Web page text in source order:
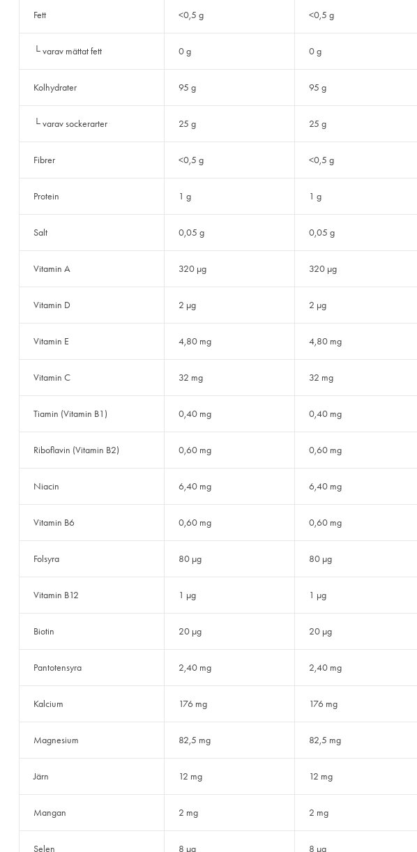
Fett <0,5 g <0,5 g
└ varav mättat fett 0 g 0 g
Kolhydrater 95 g 95 g
└ varav sockerarter 25 g 25 g
Fibrer <0,5 g <0,5 g
Protein 1 g 1 g
Salt 0,05 g 0,05 g
Vitamin A 320 µg 320 µg
Vitamin D 2 µg 2 µg
Vitamin E 4,80 mg 4,80 mg
Vitamin C 32 mg 32 mg
Tiamin (Vitamin B1) 0,40 mg 0,40 mg
Riboflavin (Vitamin B2) 0,60 mg 0,60 mg
Niacin 6,40 mg 6,40 mg
Vitamin B6 0,60 mg 0,60 mg
Folsyra 80 µg 80 µg
Vitamin B12 1 µg 1 µg
Biotin 20 µg 20 µg
Pantotensyra 2,40 mg 2,40 mg
Kalcium 176 mg 176 mg
Magnesium 82,5 mg 82,5 mg
Järn 12 mg 12 mg
Mangan 2 mg 2 mg
Selen 8 µg 8 µg